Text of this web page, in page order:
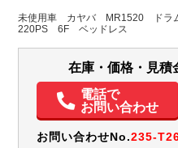
パワステ パワーウィンド
未使用車 カヤバ MR1520 ドラ
220PS 6F ベッドレス
在庫・価格・見積
電話で
お問い合わせ
お問い合わせNo.235-